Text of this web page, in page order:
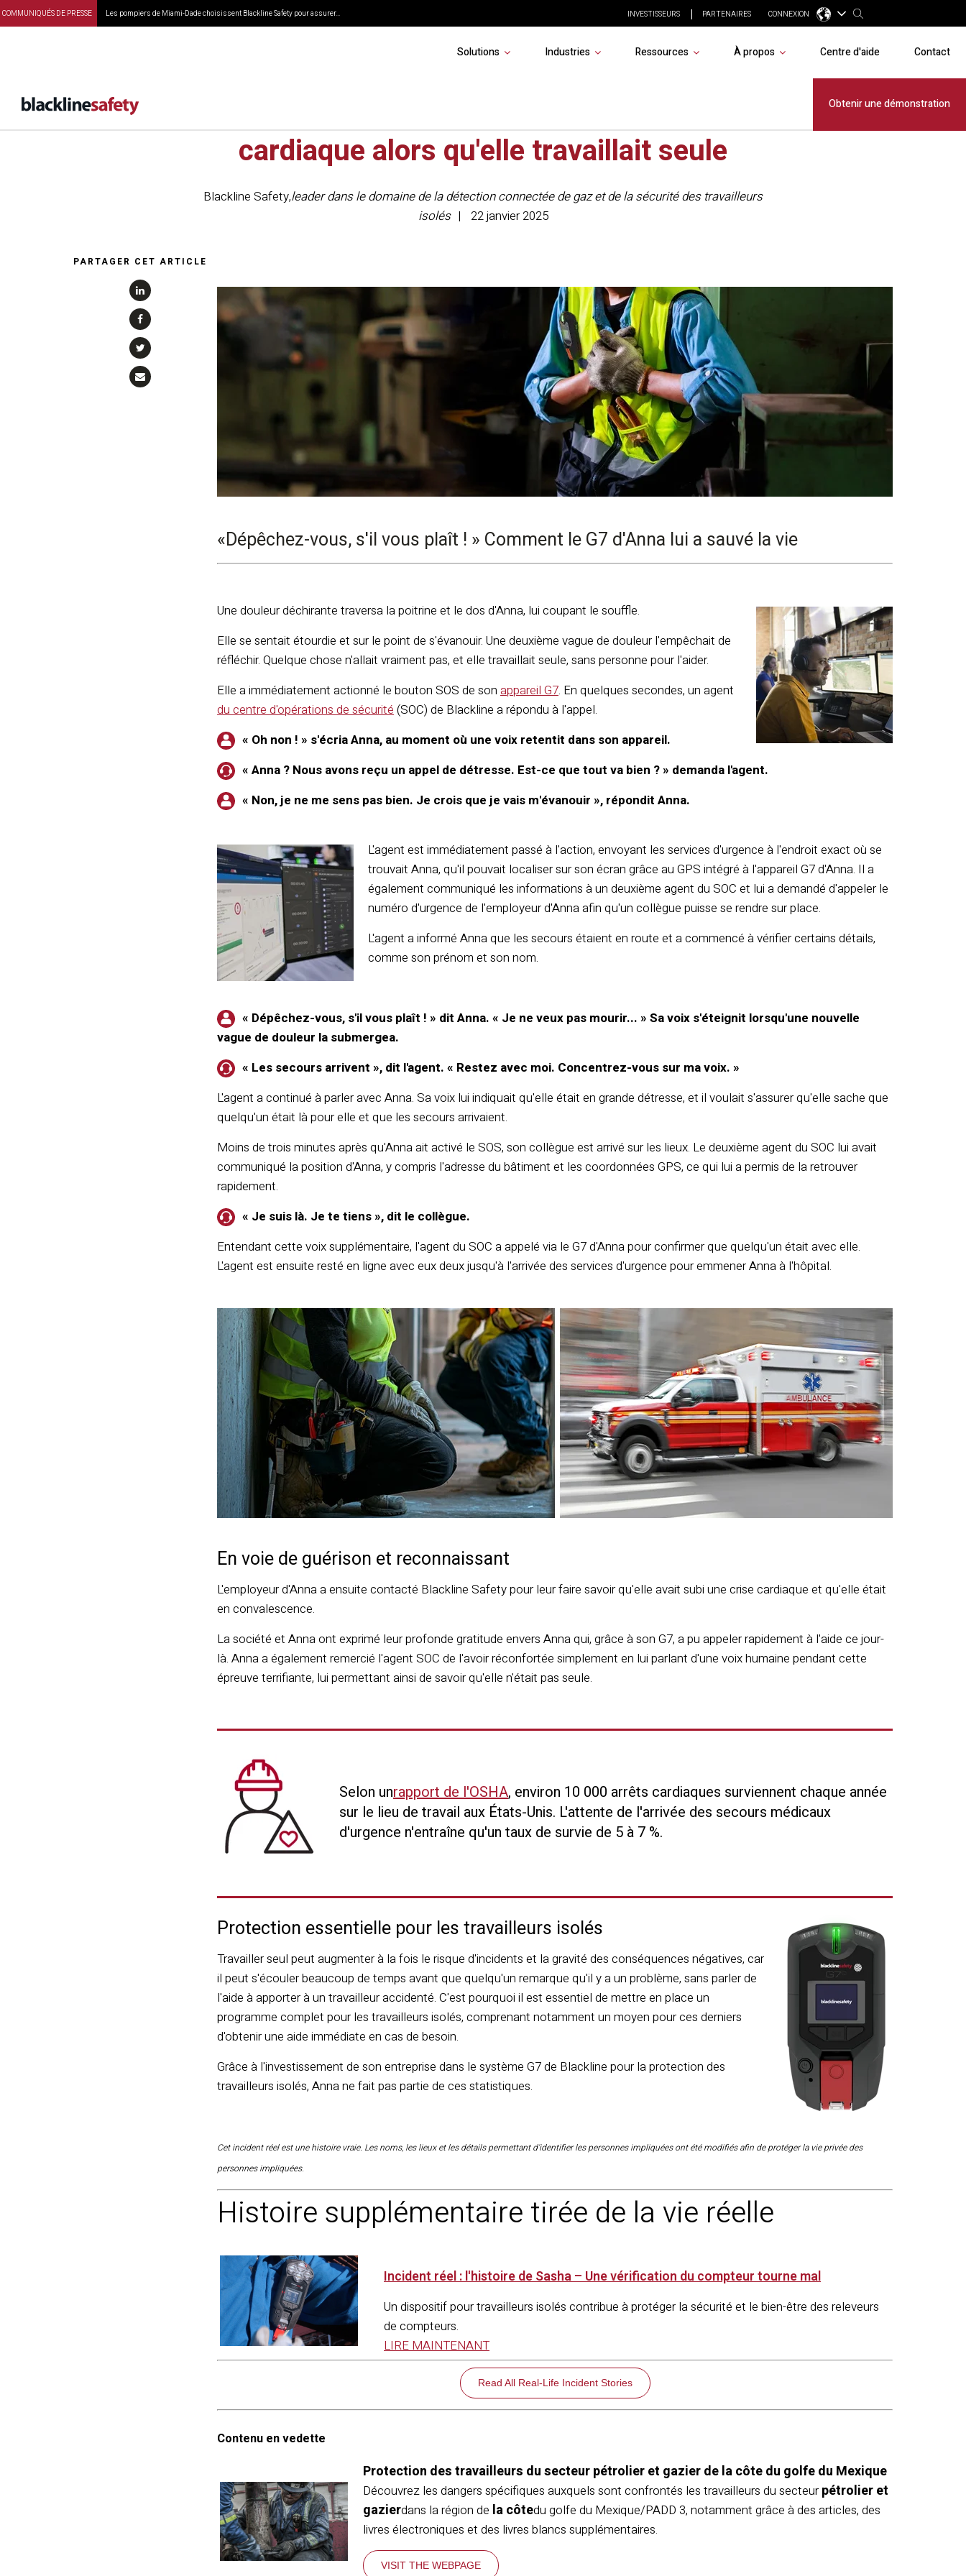
COMMUNIQUÉS DE PRESSE Les pompiers de Miami-Dade choisissent Blackline Safety pour assurer... INVESTISSEURS PARTENAIRES CONNEXION
Solutions Industries Ressources À propos Centre d'aide Contact
Obtenir une démonstration
cardiaque alors qu'elle travaillait seule
Blackline Safety,leader dans le domaine de la détection connectée de gaz et de la sécurité des travailleurs
isolés
22 janvier 2025
PARTAGER CET ARTICLE
«Dépêchez-vous, s'il vous plaît ! » Comment le G7 d'Anna lui a sauvé la vie
Une douleur déchirante traversa la poitrine et le dos d'Anna, lui coupant le souffle.
Elle se sentait étourdie et sur le point de s'évanouir. Une deuxième vague de douleur l'empêchait de
réfléchir. Quelque chose n'allait vraiment pas, et elle travaillait seule, sans personne pour l'aider.
Elle a immédiatement actionné le bouton SOS de son appareil G7. En quelques secondes, un agent
du centre d'opérations de sécurité (SOC) de Blackline a répondu à l'appel.
« Oh non ! » s'écria Anna, au moment où une voix retentit dans son appareil.
« Anna ? Nous avons reçu un appel de détresse. Est-ce que tout va bien ? » demanda l'agent.
« Non, je ne me sens pas bien. Je crois que je vais m'évanouir », répondit Anna.
L'agent est immédiatement passé à l'action, envoyant les services d'urgence à l'endroit exact où se
trouvait Anna, qu'il pouvait localiser sur son écran grâce au GPS intégré à l'appareil G7 d'Anna. Il a
également communiqué les informations à un deuxième agent du SOC et lui a demandé d'appeler le
numéro d'urgence de l'employeur d'Anna afin qu'un collègue puisse se rendre sur place.
L'agent a informé Anna que les secours étaient en route et a commencé à vérifier certains détails,
comme son prénom et son nom.
« Dépêchez-vous, s'il vous plaît ! » dit Anna. « Je ne veux pas mourir... » Sa voix s'éteignit lorsqu'une nouvelle
vague de douleur la submergea.
« Les secours arrivent », dit l'agent. « Restez avec moi. Concentrez-vous sur ma voix. »
L'agent a continué à parler avec Anna. Sa voix lui indiquait qu'elle était en grande détresse, et il voulait s'assurer qu'elle sache que
quelqu'un était là pour elle et que les secours arrivaient.
Moins de trois minutes après qu'Anna ait activé le SOS, son collègue est arrivé sur les lieux. Le deuxième agent du SOC lui avait
communiqué la position d'Anna, y compris l'adresse du bâtiment et les coordonnées GPS, ce qui lui a permis de la retrouver
rapidement.
« Je suis là. Je te tiens », dit le collègue.
Entendant cette voix supplémentaire, l'agent du SOC a appelé via le G7 d'Anna pour confirmer que quelqu'un était avec elle.
L'agent est ensuite resté en ligne avec eux deux jusqu'à l'arrivée des services d'urgence pour emmener Anna à l'hôpital.
En voie de guérison et reconnaissant
L'employeur d'Anna a ensuite contacté Blackline Safety pour leur faire savoir qu'elle avait subi une crise cardiaque et qu'elle était
en convalescence.
La société et Anna ont exprimé leur profonde gratitude envers Anna qui, grâce à son G7, a pu appeler rapidement à l'aide ce jour-
là. Anna a également remercié l'agent SOC de l'avoir réconfortée simplement en lui parlant d'une voix humaine pendant cette
épreuve terrifiante, lui permettant ainsi de savoir qu'elle n'était pas seule.
Selon unrapport de l'OSHA, environ 10 000 arrêts cardiaques surviennent chaque année
sur le lieu de travail aux États-Unis. L'attente de l'arrivée des secours médicaux
d'urgence n'entraîne qu'un taux de survie de 5 à 7 %.
Protection essentielle pour les travailleurs isolés
Travailler seul peut augmenter à la fois le risque d'incidents et la gravité des conséquences négatives, car
il peut s'écouler beaucoup de temps avant que quelqu'un remarque qu'il y a un problème, sans parler de
l'aide à apporter à un travailleur accidenté. C'est pourquoi il est essentiel de mettre en place un
programme complet pour les travailleurs isolés, comprenant notamment un moyen pour ces derniers
d'obtenir une aide immédiate en cas de besoin.
Grâce à l'investissement de son entreprise dans le système G7 de Blackline pour la protection des
travailleurs isolés, Anna ne fait pas partie de ces statistiques.
Cet incident réel est une histoire vraie. Les noms, les lieux et lesdétails permettant d'identifier les personnes impliquéesont été modifiés afin de protéger la vie privée des
personnes impliquées.
Histoire supplémentaire tirée de la vie réelle
Incident réel : l'histoire de Sasha – Une vérification du compteur tourne mal
Un dispositif pour travailleurs isolés contribue à protéger la sécurité et le bien-être des releveurs
de compteurs.
LIRE MAINTENANT
Read All Real-Life Incident Stories
Contenu en vedette
Protection des travailleurs du secteur pétrolier et gazier de la côte du golfe du Mexique
Découvrez les dangers spécifiques auxquels sont confrontés les travailleurs du secteur pétrolier et
gazierdans la région de la côtedu golfe du Mexique/PADD 3, notamment grâce à des articles, des
livres électroniques et des livres blancs supplémentaires.
VISIT THE WEBPAGE